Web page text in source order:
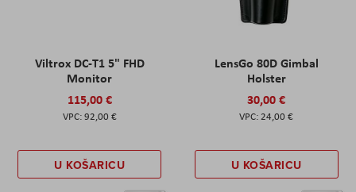
Viltrox DC-T1 5" FHD
Monitor
115,00 €
92,00 €
U KOŠARICU
LensGo 80D Gimbal
Holster
30,00 €
24,00 €
U KOŠARICU